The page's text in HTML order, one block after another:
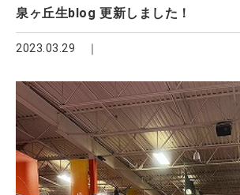
泉ヶ丘生blog 更新しました！
2023.03.29